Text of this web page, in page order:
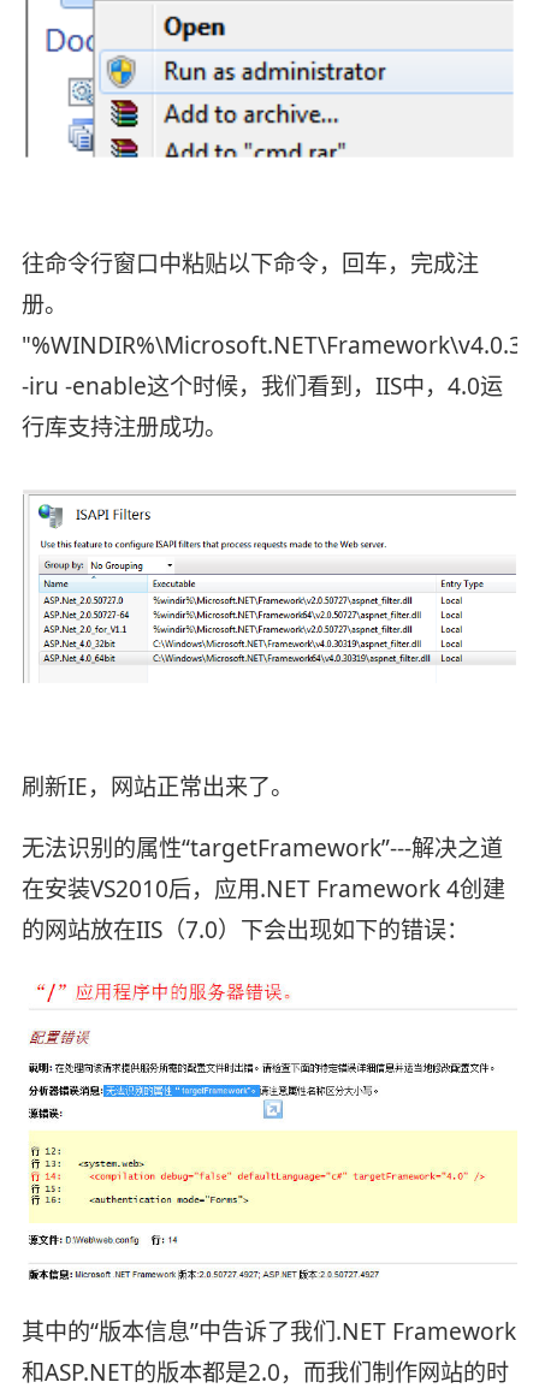
往命令行窗口中粘贴以下命令，回车，完成注
册。
-iru -enable这个时候，我们看到，IIS中，4.0运
行库支持注册成功。
刷新IE，网站正常出来了。
无法识别的属性“targetFramework”---解决之道
在安装VS2010后，应用.NET Framework 4创建
的网站放在IIS（7.0）下会出现如下的错误：
其中的“版本信息”中告诉了我们.NET Framework
和ASP.NET的版本都是2.0，而我们制作网站的时